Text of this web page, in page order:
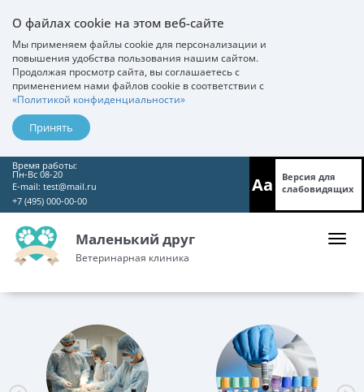
О файлах cookie на этом веб-сайте
Мы применяем файлы cookie для персонализации и
повышения удобства пользования нашим сайтом.
Продолжая просмотр сайта, вы соглашаетесь с
применением нами файлов cookie в соответствии с
«Политикой конфиденциальности»
Принять
Время работы:
Пн-Вс 08-20
E-mail: test@mail.ru
+7 (495) 000-00-00
Aa
Версия для
слабовидящих
Маленький друг
Ветеринарная клиника